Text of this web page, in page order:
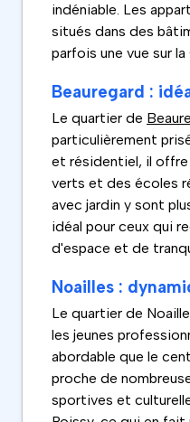
indéniable. Les
situés dans des
parfois une vue sur
Beauregard :
Le quartier de
particulièrement
et résidentiel, il offre
verts et des écoles
avec jardin y sont
idéal pour ceux qui
d'espace et de
Noailles :
Le quartier de
les jeunes
abordable que le
proche de
sportives et